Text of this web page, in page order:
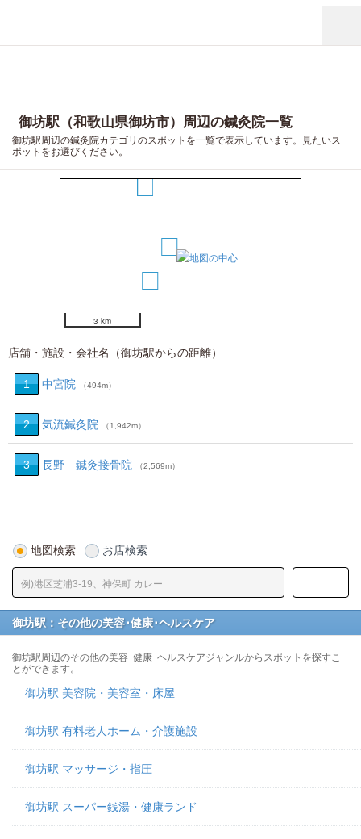
御坊駅（和歌山県御坊市）周辺の鍼灸院一覧
御坊駅周辺の鍼灸院カテゴリのスポットを一覧で表示しています。見たいス
ポットをお選びください。
3 km
店舗・施設・会社名（御坊駅からの距離）
1 中宮院 （494m）
2 気流鍼灸院 （1,942m）
3 長野 鍼灸接骨院 （2,569m）
地図検索 お店検索
御坊駅：その他の美容･健康･ヘルスケア
御坊駅周辺のその他の美容･健康･ヘルスケアジャンルからスポットを探すこ
とができます。
御坊駅 美容院・美容室・床屋
御坊駅 有料老人ホーム・介護施設
御坊駅 マッサージ・指圧
御坊駅 スーパー銭湯・健康ランド